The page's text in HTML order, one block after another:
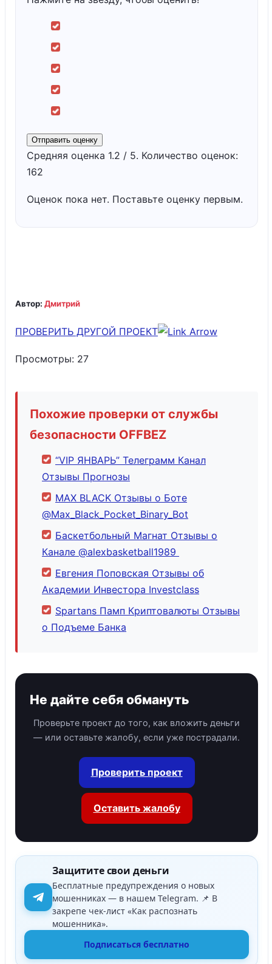
Отправить оценку
Средняя оценка 1.2 / 5. Количество оценок:
162
Оценок пока нет. Поставьте оценку первым.
Автор: Дмитрий
ПРОВЕРИТЬ ДРУГОЙ ПРОЕКТ
Просмотры: 27
Похожие проверки от службы
безопасности OFFBEZ
“VIP ЯНВАРЬ” Телеграмм Канал
Отзывы Прогнозы
MAX BLACK Отзывы о Боте
@Max_Black_Pocket_Binary_Bot
Баскетбольный Магнат Отзывы о
Канале @alexbasketball1989
Евгения Поповская Отзывы об
Академии Инвестора Investclass
Spartans Памп Криптовалюты Отзывы
о Подъеме Банка
Не дайте себя обмануть
Проверьте проект до того, как вложить деньги
— или оставьте жалобу, если уже пострадали.
Проверить проект
Оставить жалобу
Защитите свои деньги
Бесплатные предупреждения о новых
мошенниках — в нашем Telegram. 📌 В
закрепе чек-лист «Как распознать
мошенника».
Подписаться бесплатно